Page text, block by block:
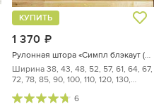
1 370
КУПИТЬ
Рулонная штора «Симпл блэкаут (бежевый) ширина 52 см»
Ширина 38, 43, 48, 52, 57, 61, 64, 67,
72, 78, 85, 90, 100, 110, 120, 130,
6